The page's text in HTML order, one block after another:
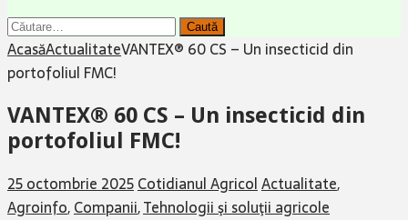
Caută
după:
AcasăActualitateVANTEX® 60 CS – Un insecticid din
portofoliul FMC!
VANTEX® 60 CS – Un insecticid din
portofoliul FMC!
25 octombrie 2025Cotidianul AgricolActualitate,
Agroinfo,Companii,Tehnologii şi soluţii agricole